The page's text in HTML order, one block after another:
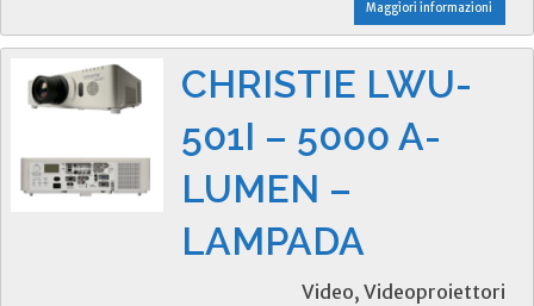
Maggiori informazioni
CHRISTIE LWU-
501I – 5000 A-
LUMEN –
LAMPADA
Video, Videoproiettori